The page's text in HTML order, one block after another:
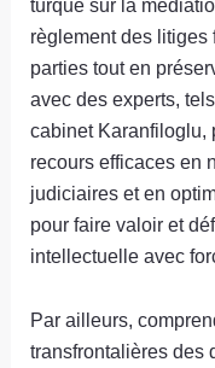
turque sur la
règlement des
parties tout en
avec des experts,
cabinet Karanfiloglu,
recours efficaces en
judiciaires et en
pour faire valoir et
intellectuelle avec
Par ailleurs,
transfrontalières des